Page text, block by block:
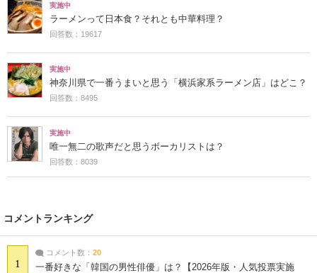
実施中
ラーメンって日本食？それとも中華料理？
回答数：19617
実施中
神奈川県で一番うまいと思う「横浜家系ラーメン店」はどこ？
回答数：8495
実施中
唯一無二の歌声だと思うボーカリストは？
回答数：8039
コメントランキング
1
コメント数： 20
一番好きな「韓国の男性俳優」は？【2026年版・人気投票実施